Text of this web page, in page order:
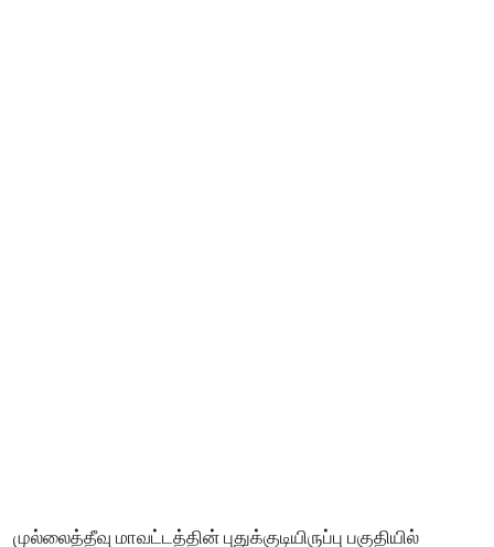
முல்லைத்தீவு மாவட்டத்தின் புதுக்குடியிருப்பு பகுதியில்